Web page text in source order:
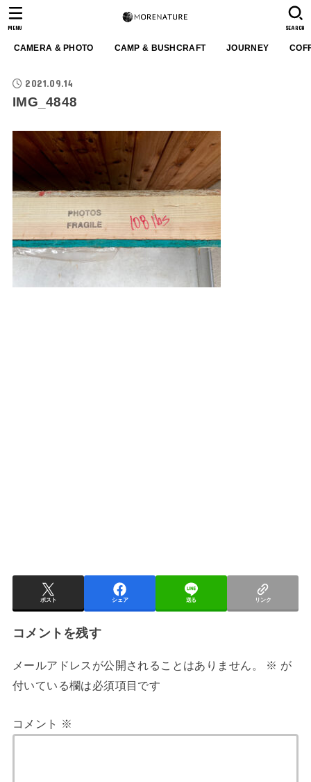
CAMERA & PHOTO CAMP & BUSHCRAFT JOURNEY
SEARCH
MENU
2021.09.14
IMG_4848
ポスト シェア 送る リンク
コメントを残す
メールアドレスが公開されることはありません。 ※ が
付いている欄は必須項目です
コメント ※